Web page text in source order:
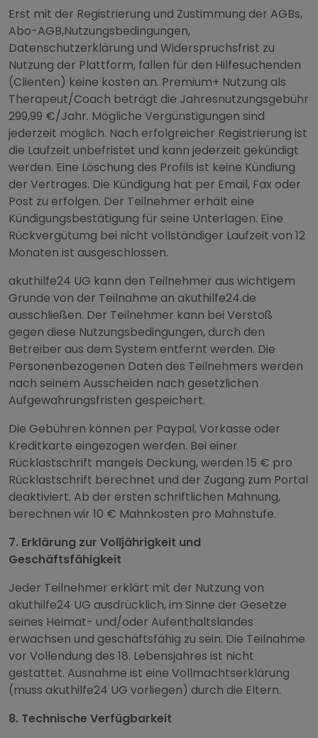
Erst mit der Registrierung und Zustimmung der AGBs,
Abo-AGB,Nutzungsbedingungen,
Datenschutzerklärung und Widerspruchsfrist zu
Nutzung der Plattform, fallen für den Hilfesuchenden
(Clienten) keine kosten an. Premium+ Nutzung als
Therapeut/Coach beträgt die Jahresnutzungsgebühr
299,99 €/Jahr. Mögliche Vergünstigungen sind
jederzeit möglich. Nach erfolgreicher Registrierung ist
die Laufzeit unbefristet und kann jederzeit gekündigt
werden. Eine Löschung des Profils ist keine Kündiung
der Vertrages. Die Kündigung hat per Email, Fax oder
Post zu erfolgen. Der Teilnehmer erhält eine
Kündigungsbestätigung für seine Unterlagen. Eine
Rückvergütumg bei nicht vollständiger Laufzeit von 12
Monaten ist ausgeschlossen.
akuthilfe24 UG kann den Teilnehmer aus wichtigem
Grunde von der Teilnahme an akuthilfe24.de
ausschließen. Der Teilnehmer kann bei Verstoß
gegen diese Nutzungsbedingungen, durch den
Betreiber aus dem System entfernt werden. Die
Personenbezogenen Daten des Teilnehmers werden
nach seinem Ausscheiden nach gesetzlichen
Aufgewahrungsfristen gespeichert.
Die Gebühren können per Paypal, Vorkasse oder
Kreditkarte eingezogen werden. Bei einer
Rücklastschrift mangels Deckung, werden 15 € pro
Rücklastschrift berechnet und der Zugang zum Portal
deaktiviert. Ab der ersten schriftlichen Mahnung,
berechnen wir 10 € Mahnkosten pro Mahnstufe.
7. Erklärung zur Volljährigkeit und
Geschäftsfähigkeit
Jeder Teilnehmer erklärt mit der Nutzung von
akuthilfe24 UG ausdrücklich, im Sinne der Gesetze
seines Heimat- und/oder Aufenthaltslandes
erwachsen und geschäftsfähig zu sein. Die Teilnahme
vor Vollendung des 18. Lebensjahres ist nicht
gestattet. Ausnahme ist eine Vollmachtserklärung
(muss akuthilfe24 UG vorliegen) durch die Eltern.
8. Technische Verfügbarkeit